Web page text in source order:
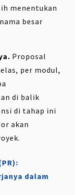
menentukan
besar
Proposal
per modul,
di balik
di tahap ini
akan
dalam